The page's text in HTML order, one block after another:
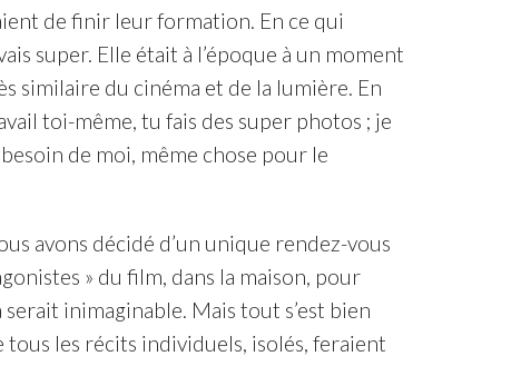
de finir leur formation. En ce qui
super. Elle était à l’époque à un moment
similaire du cinéma et de la lumière. En
toi-même, tu fais des super photos ; je
de moi, même chose pour le
avons décidé d’un unique rendez-vous
» du film, dans la maison, pour
inimaginable. Mais tout s’est bien
les récits individuels, isolés, feraient